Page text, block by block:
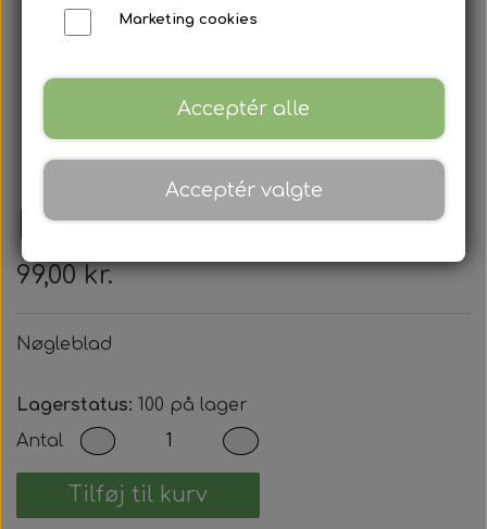
Nøgleblad
99,00 kr.
Nøgleblad
Lagerstatus: 100 på lager
Antal
Tilføj til kurv
Marketing cookies
Acceptér alle
Acceptér valgte